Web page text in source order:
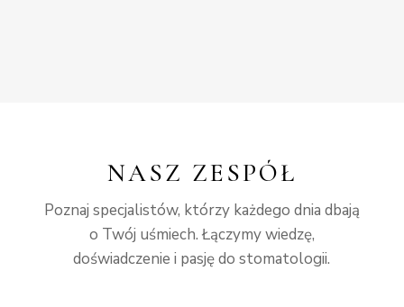
NASZ ZESPÓŁ
Poznaj specjalistów, którzy każdego dnia dbają
o Twój uśmiech. Łączymy wiedzę,
doświadczenie i pasję do stomatologii.